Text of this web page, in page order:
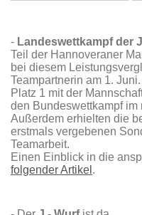
- Landeswettkampf der
Teil der Hannoveraner
bei diesem
Teampartnerin am 1. Juni.
Platz 1 mit der
den Bundeswettkampf im
Außerdem erhielten die
erstmals vergebenen
Teamarbeit.
Einen Einblick in die
folgender Artikel .